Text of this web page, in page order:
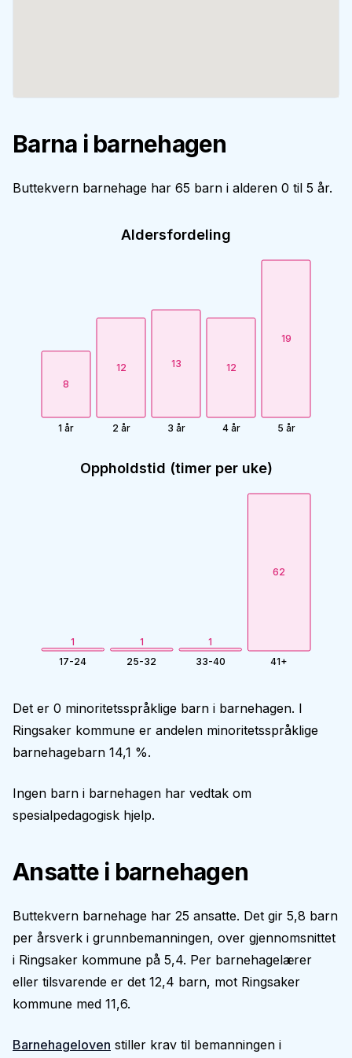
Barna i barnehagen
Buttekvern barnehage har 65 barn i alderen 0 til 5 år.
Aldersfordeling
8
1 år
12
2 år
13
3 år
12
4 år
19
5 år
Oppholdstid (timer per uke)
1
17-24
1
25-32
1
33-40
62
41+
Det er 0 minoritetsspråklige barn i barnehagen. I
Ringsaker kommune er andelen minoritetsspråklige
barnehagebarn 14,1 %.
Ingen barn i barnehagen har vedtak om
spesialpedagogisk hjelp.
Ansatte i barnehagen
Buttekvern barnehage har 25 ansatte. Det gir 5,8 barn
per årsverk i grunnbemanningen, over gjennomsnittet
i Ringsaker kommune på 5,4. Per barnehagelærer
eller tilsvarende er det 12,4 barn, mot Ringsaker
kommune med 11,6.
Barnehageloven stiller krav til bemanningen i